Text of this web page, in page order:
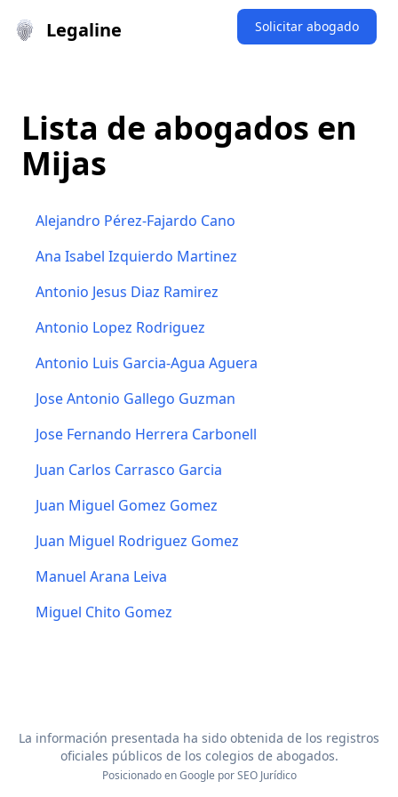
Legaline Solicitar abogado
Lista de abogados en
Mijas
Alejandro Pérez-Fajardo Cano
Ana Isabel Izquierdo Martinez
Antonio Jesus Diaz Ramirez
Antonio Lopez Rodriguez
Antonio Luis Garcia-Agua Aguera
Jose Antonio Gallego Guzman
Jose Fernando Herrera Carbonell
Juan Carlos Carrasco Garcia
Juan Miguel Gomez Gomez
Juan Miguel Rodriguez Gomez
Manuel Arana Leiva
Miguel Chito Gomez
La información presentada ha sido obtenida de los registros
oficiales públicos de los colegios de abogados.
Posicionado en Google porSEO Jurídico